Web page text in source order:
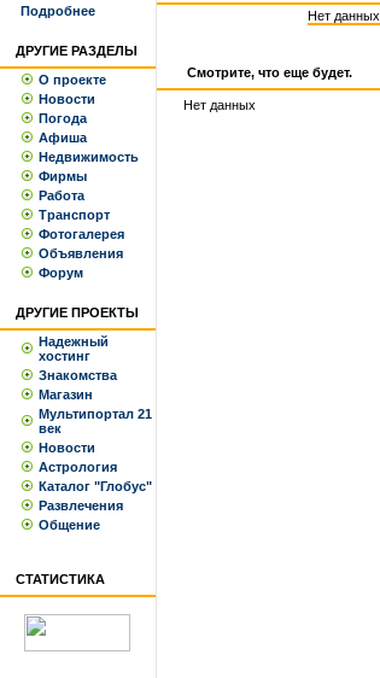
Подробнее
ДРУГИЕ РАЗДЕЛЫ
О проекте
Новости
Погода
Афиша
Недвижимость
Фирмы
Работа
Транспорт
Фотогалерея
Объявления
Форум
ДРУГИЕ ПРОЕКТЫ
Надежный
хостинг
Знакомства
Магазин
Мультипортал 21
век
Новости
Астрология
Каталог "Глобус"
Развлечения
Общение
СТАТИСТИКА
Нет данных
Смотрите, что еще будет.
Нет данных